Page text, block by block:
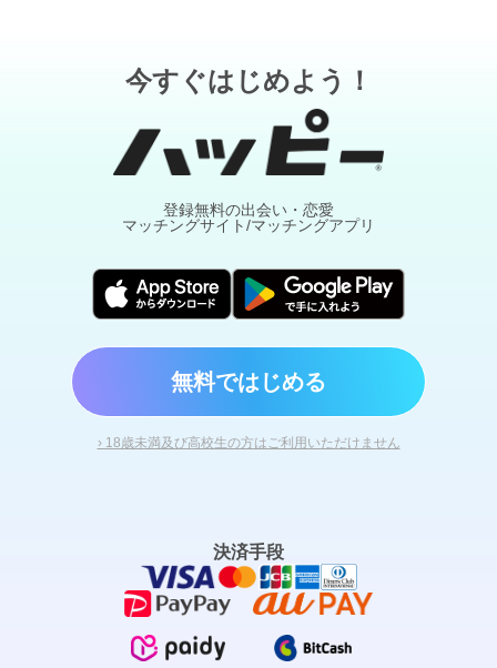
今すぐはじめよう！
登録無料の出会い・恋愛
マッチングサイト/マッチングアプリ
無料ではじめる
› 18歳未満及び高校生の方はご利用いただけません
決済手段